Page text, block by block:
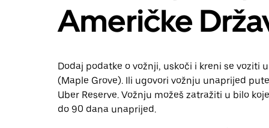
Američke
Dodaj podatke o vožnji, uskoči i kreni se voziti
(Maple Grove). Ili ugovori vožnju unaprijed
Uber Reserve. Vožnju možeš zatražiti u bilo
do 90 dana unaprijed.